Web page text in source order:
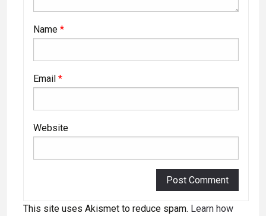
Name *
Email *
Website
This site uses Akismet to reduce spam. Learn how